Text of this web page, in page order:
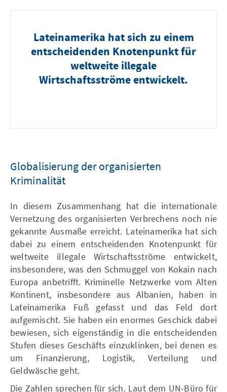
Lateinamerika hat sich zu einem
entscheidenden Knotenpunkt für
weltweite illegale
Wirtschaftsströme entwickelt.
Globalisierung der organisierten
Kriminalität
In diesem Zusammenhang hat die internationale
Vernetzung des organisierten Verbrechens noch nie
gekannte Ausmaße erreicht. Lateinamerika hat sich
dabei zu einem entscheidenden Knotenpunkt für
weltweite illegale Wirtschaftsströme entwickelt,
insbesondere, was den Schmuggel von Kokain nach
Europa anbetrifft. Kriminelle Netzwerke vom Alten
Kontinent, insbesondere aus Albanien, haben in
Lateinamerika Fuß gefasst und das Feld dort
aufgemischt. Sie haben ein enormes Geschick dabei
bewiesen, sich eigenständig in die entscheidenden
Stufen dieses Geschäfts einzuklinken, bei denen es
um Finanzierung, Logistik, Verteilung und
Geldwäsche geht.
Die Zahlen sprechen für sich. Laut dem UN-Büro für